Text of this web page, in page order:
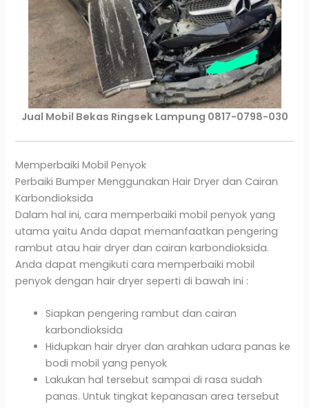
Jual Mobil Bekas Ringsek Lampung 0817-0798-030
Memperbaiki Mobil Penyok
Perbaiki Bumper Menggunakan Hair Dryer dan Cairan
Karbondioksida
Dalam hal ini, cara memperbaiki mobil penyok yang
utama yaitu Anda dapat memanfaatkan pengering
rambut atau hair dryer dan cairan karbondioksida.
Anda dapat mengikuti cara memperbaiki mobil
penyok dengan hair dryer seperti di bawah ini :
Siapkan pengering rambut dan cairan
karbondioksida
Hidupkan hair dryer dan arahkan udara panas ke
bodi mobil yang penyok
Lakukan hal tersebut sampai di rasa sudah
panas. Untuk tingkat kepanasan area tersebut